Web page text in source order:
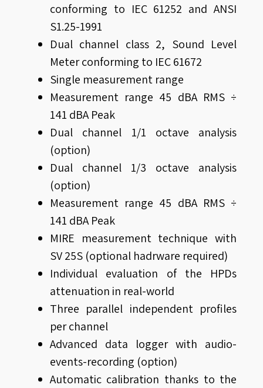
conforming to IEC 61252 and ANSI
S1.25-1991
Dual channel class 2, Sound Level
Meter conforming to IEC 61672
Single measurement range
Measurement range 45 dBA RMS ÷
141 dBA Peak
Dual channel 1/1 octave analysis
(option)
Dual channel 1/3 octave analysis
(option)
Measurement range 45 dBA RMS ÷
141 dBA Peak
MIRE measurement technique with
SV 25S (optional hadrware required)
Individual evaluation of the HPDs
attenuation in real-world
Three parallel independent profiles
per channel
Advanced data logger with audio-
events-recording (option)
Automatic calibration thanks to the